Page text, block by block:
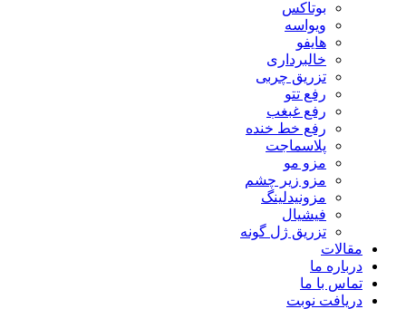
بوتاکس
ویواسه
هایفو
خالبرداری
تزریق چربی
رفع تتو
رفع غبغب
رفع خط خنده
پلاسماجت
مزو مو
مزو زیر چشم
مزونیدلینگ
فیشیال
تزریق ژل گونه
مقالات
درباره ما
تماس با ما
دریافت نوبت